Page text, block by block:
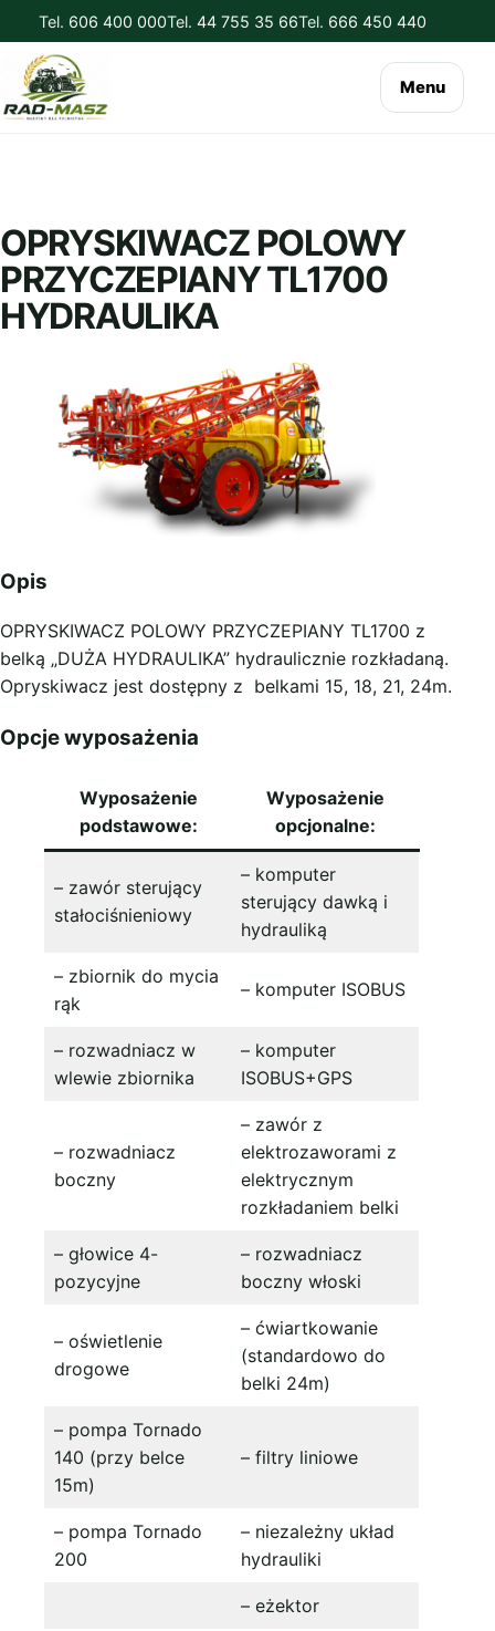
Tel. 606 400 000Tel. 44 755 35 66Tel. 666 450 440
Menu
OPRYSKIWACZ POLOWY
PRZYCZEPIANY TL1700
HYDRAULIKA
Opis
OPRYSKIWACZ POLOWY PRZYCZEPIANY TL1700 z
belką „DUŻA HYDRAULIKA” hydraulicznie rozkładaną.
Opryskiwacz jest dostępny z belkami 15, 18, 21, 24m.
Opcje wyposażenia
Wyposażenie
podstawowe:
Wyposażenie
opcjonalne:
– zawór sterujący
stałociśnieniowy
– komputer
sterujący dawką i
hydrauliką
– zbiornik do mycia
rąk
– komputer ISOBUS
– rozwadniacz w
wlewie zbiornika
– komputer
ISOBUS+GPS
– rozwadniacz
boczny
– zawór z
elektrozaworami z
elektrycznym
rozkładaniem belki
– głowice 4-
pozycyjne
– rozwadniacz
boczny włoski
– oświetlenie
drogowe
– ćwiartkowanie
(standardowo do
belki 24m)
– pompa Tornado
140 (przy belce
15m)
– filtry liniowe
– pompa Tornado
200
– niezależny układ
hydrauliki
– eżektor